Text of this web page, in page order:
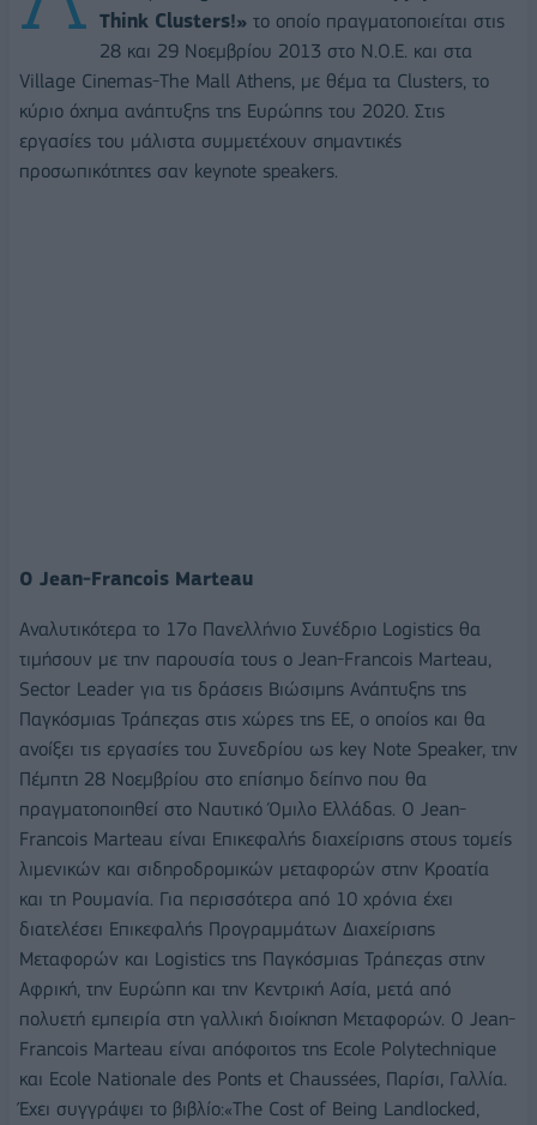
Think Clusters!» το οποίο πραγματοποιείται στις
28 και 29 Νοεμβρίου 2013 στο Ν.Ο.Ε. και στα
Village Cinemas-The Mall Athens, με θέμα τα Clusters, το
κύριο όχημα ανάπτυξης της Ευρώπης του 2020. Στις
εργασίες του μάλιστα συμμετέχουν σημαντικές
προσωπικότητες σαν keynote speakers.
O Jean-Francois Marteau
Αναλυτικότερα το 17ο Πανελλήνιο Συνέδριο Logistics θα
τιμήσουν με την παρουσία τους ο Jean-Francois Marteau,
Sector Leader για τις δράσεις Βιώσιμης Ανάπτυξης της
Παγκόσμιας Τράπεζας στις χώρες της ΕΕ, ο οποίος και θα
ανοίξει τις εργασίες του Συνεδρίου ως key Note Speaker, την
Πέμπτη 28 Νοεμβρίου στο επίσημο δείπνο που θα
πραγματοποιηθεί στο Ναυτικό Όμιλο Ελλάδας. O Jean-
Francois Marteau είναι Επικεφαλής διαχείρισης στους τομείς
λιμενικών και σιδηροδρομικών μεταφορών στην Κροατία
και τη Ρουμανία. Για περισσότερα από 10 χρόνια έχει
διατελέσει Επικεφαλής Προγραμμάτων Διαχείρισης
Μεταφορών και Logistics της Παγκόσμιας Τράπεζας στην
Αφρική, την Ευρώπη και την Κεντρική Ασία, μετά από
πολυετή εμπειρία στη γαλλική διοίκηση Μεταφορών. Ο Jean-
Francois Marteau είναι απόφοιτος της Ecole Polytechnique
και Ecole Nationale des Ponts et Chaussées, Παρίσι, Γαλλία.
Έχει συγγράψει το βιβλίο:«Τhe Cost of Being Landlocked,